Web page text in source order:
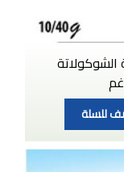
الشوكولاتة
للسلة